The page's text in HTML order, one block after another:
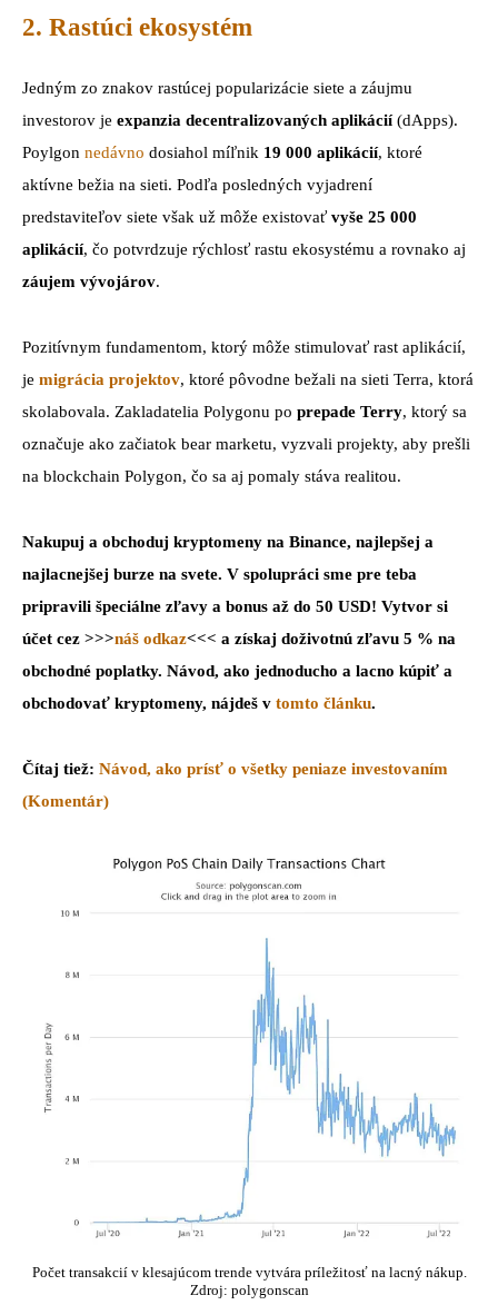
2. Rastúci ekosystém
Jedným zo znakov rastúcej popularizácie siete a záujmu
investorov je expanzia decentralizovaných aplikácií(dApps).
Poylgon nedávno dosiahol míľnik 19 000 aplikácií, ktoré
aktívne bežia na sieti. Podľa posledných vyjadrení
predstaviteľov siete však už môže existovať vyše 25 000
aplikácií, čo potvrdzuje rýchlosť rastu ekosystému a rovnako aj
záujem vývojárov.
Pozitívnym fundamentom, ktorý môže stimulovať rast aplikácií,
je migrácia projektov, ktoré pôvodne bežali na sieti Terra, ktorá
skolabovala. Zakladatelia Polygonu po prepade Terry, ktorý sa
označuje ako začiatok bear marketu, vyzvali projekty, aby prešli
na blockchain Polygon, čo sa aj pomaly stáva realitou.
Nakupuj a obchoduj kryptomeny na Binance, najlepšej a
najlacnejšej burze na svete. V spolupráci sme pre teba
pripravili špeciálne zľavy a bonus až do 50 USD! Vytvor si
účet cez >>>náš odkaz<<< a získaj doživotnú zľavu 5 % na
obchodné poplatky. Návod, ako jednoducho a lacno kúpiť a
obchodovať kryptomeny, nájdeš v tomto článku.
Čítaj tiež: Návod, ako prísť o všetky peniaze investovaním
(Komentár)
Počet transakcií v klesajúcom trende vytvára príležitosť na lacný nákup.
Zdroj: polygonscan